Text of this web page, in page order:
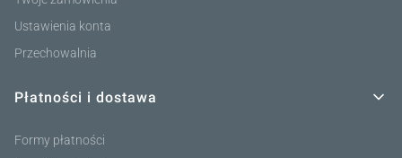
Ustawienia konta
Przechowalnia
Płatności i dostawa
Formy płatności